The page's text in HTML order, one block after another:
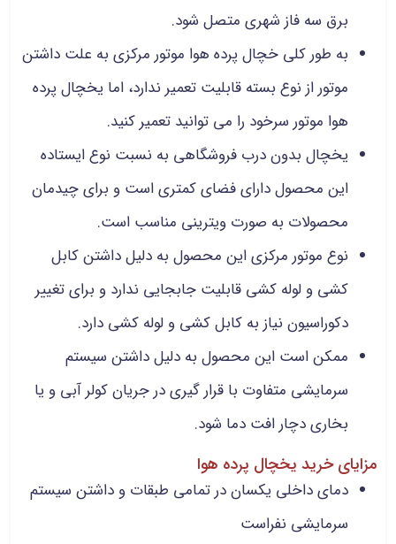
برق سه فاز شهری متصل شود.
به طور کلی خچال پرده هوا موتور مرکزی به علت داشتن
موتور از نوع بسته قابلیت تعمیر ندارد، اما یخچال پرده
هوا موتور سرخود را می توانید تعمیر کنید.
یخچال بدون درب فروشگاهی به نسبت نوع ایستاده
این محصول دارای فضای کمتری است و برای چیدمان
محصولات به صورت ویترینی مناسب است.
نوع موتور مرکزی این محصول به دلیل داشتن کابل
کشی و لوله کشی قابلیت جابجایی ندارد و برای تغییر
دکوراسیون نیاز به کابل کشی و لوله کشی دارد.
ممکن است این محصول به دلیل داشتن سیستم
سرمایشی متفاوت با قرار گیری در جریان کولر آبی و یا
بخاری دچار افت دما شود.
مزایای خرید یخچال پرده هوا
دمای داخلی یکسان در تمامی طبقات و داشتن سیستم
سرمایشی نفراست